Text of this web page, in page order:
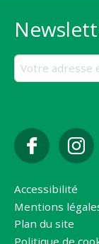
Accessibilité
Mentions
Plan du site